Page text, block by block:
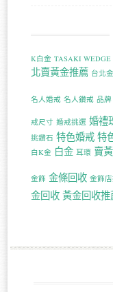
K白金 TASAKI WEDGE
北賣黃金推薦 台北
名人婚戒 名人鑽戒 品牌
戒尺寸 婚戒挑選 婚禮
挑鑽石 特色婚戒 特
白K金 白金 耳環 賣
金飾 金條回收 金飾
金回收 黃金回收推